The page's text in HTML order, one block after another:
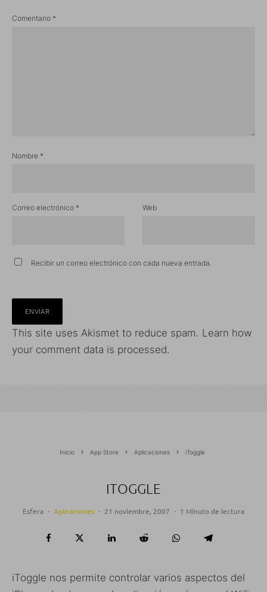
Comentario *
Nombre *
Correo electrónico * Web
Recibir un correo electrónico con cada nueva entrada.
This site uses Akismet to reduce spam. Learn how
your comment data is processed.
Inicio App Store Aplicaciones iToggle
ITOGGLE
Esfera · Aplicaciones · 21 noviembre, 2007 · 1 Minuto de lectura
iToggle nos permite controlar varios aspectos del